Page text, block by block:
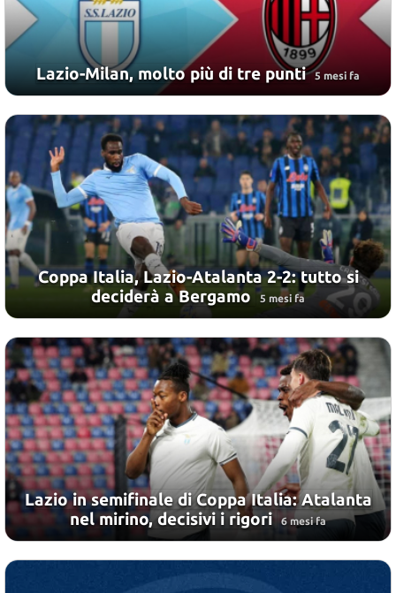
Lazio-Milan, molto più di tre punti 5 mesi fa
Coppa Italia, Lazio-Atalanta 2-2: tutto si
deciderà a Bergamo
5 mesi fa
Lazio in semifinale di Coppa Italia: Atalanta
nel mirino, decisivi i rigori 6 mesi fa